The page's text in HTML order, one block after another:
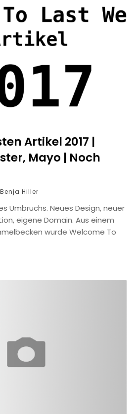
Artikel 2017 |
Mayo | Noch
Benja Hiller
Umbruchs. Neues Design, neuer
eigene Domain. Aus einem
wurde Welcome To